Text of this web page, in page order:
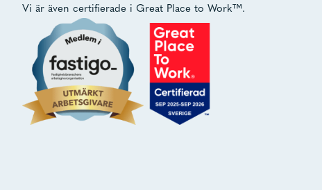
Vi är även certifierade i Great Place to Work™.